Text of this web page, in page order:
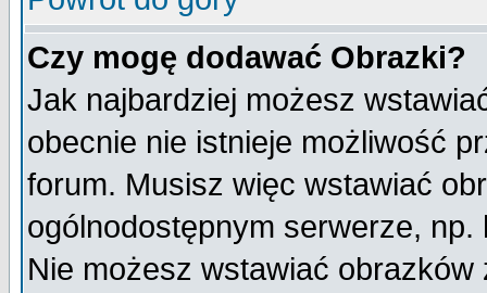
Czy mogę dodawać Obrazki?
Jak najbardziej możesz
obecnie nie istnieje możliwość
forum. Musisz więc wstawiać
ogólnodostępnym serwerze,
Nie możesz wstawiać